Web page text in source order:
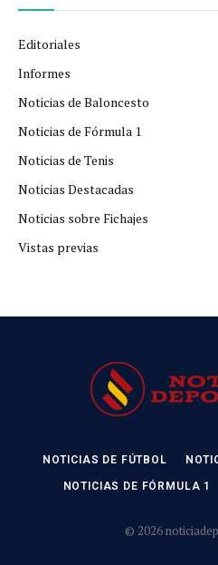
Editoriales
Informes
Noticias de Baloncesto
Noticias de Fórmula 1
Noticias de Tenis
Noticias Destacadas
Noticias sobre Fichajes
Vistas previas
NOTICIAS DE FÚTBOL
NOTICIAS DE FÓRMULA 1
© 2026